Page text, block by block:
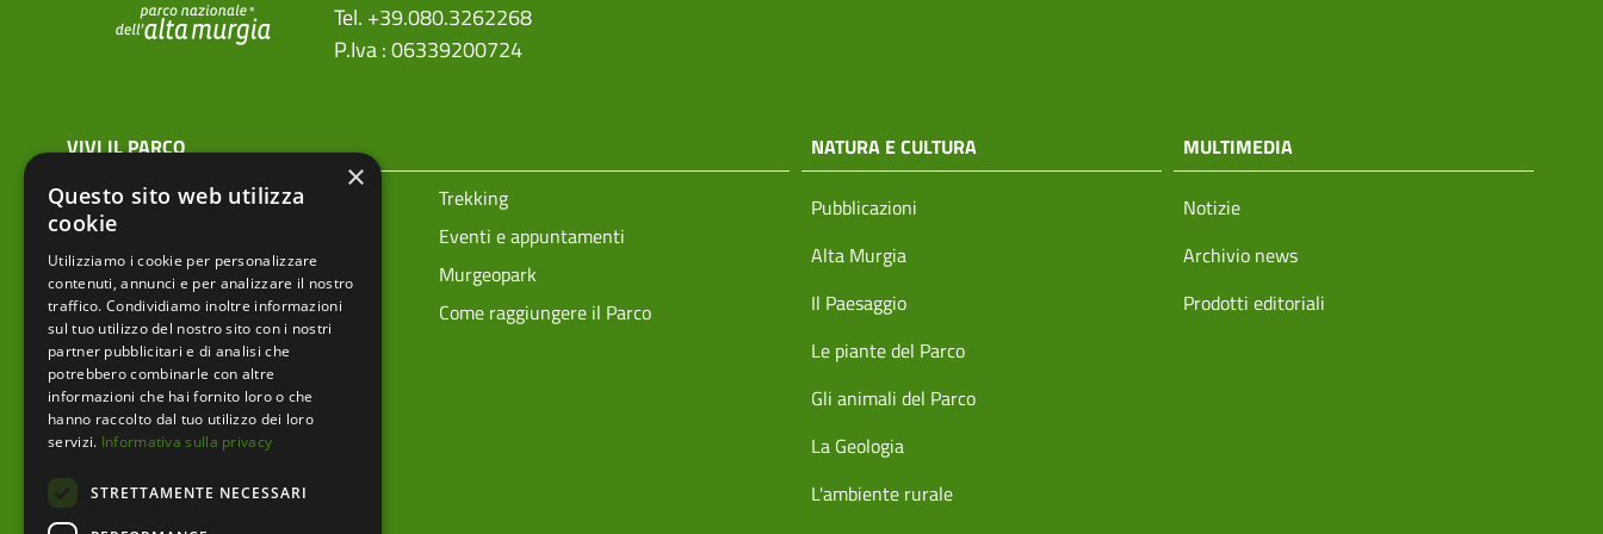
Tel. +39.080.3262268
P.Iva : 06339200724
menu top footer
VIVI IL PARCO
Prenota la tua visita
Trekking
Ciclovie
Eventi e appuntamenti
Vivere i parchi in sicurezza
Murgeopark
Mappa tecnica
Come raggiungere il Parco
NATURA E CULTURA
Pubblicazioni
Alta Murgia
Il Paesaggio
Le piante del Parco
Gli animali del Parco
La Geologia
L'ambiente rurale
MULTIMEDIA
Notizie
Archivio news
Prodotti editoriali
×
Questo sito web utilizza
cookie
Utilizziamo i cookie per personalizzare
contenuti, annunci e per analizzare il nostro
traffico. Condividiamo inoltre informazioni
sul tuo utilizzo del nostro sito con i nostri
partner pubblicitari e di analisi che
potrebbero combinarle con altre
informazioni che hai fornito loro o che
hanno raccolto dal tuo utilizzo dei loro
servizi. Informativa sulla privacy
STRETTAMENTE NECESSARI